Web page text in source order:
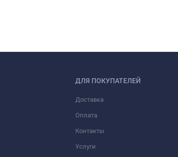
ДЛЯ ПОКУПАТЕЛЕЙ
Доставка
Оплата
Контакты
Услуги